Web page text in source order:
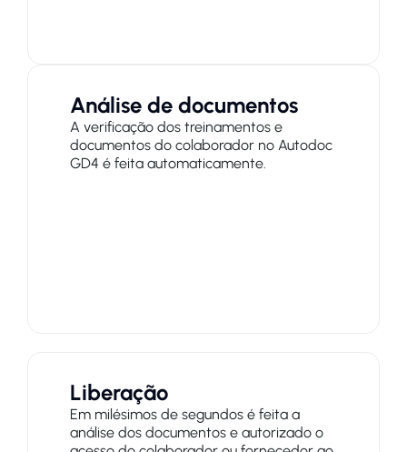
Análise de documentos
A verificação dos treinamentos e
documentos do colaborador no Autodoc
GD4 é feita automaticamente.
Liberação
Em milésimos de segundos é feita a
análise dos documentos e autorizado o